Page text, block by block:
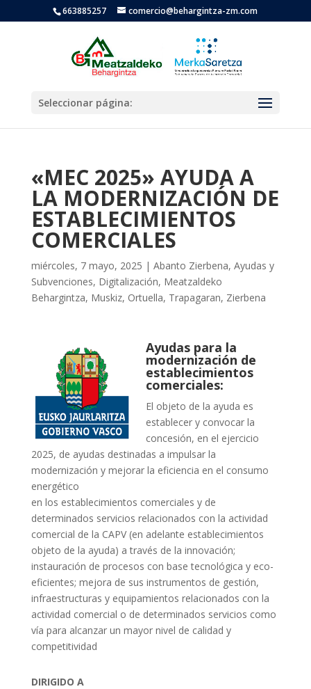
663885257 comercio@behargintza-zm.com
Seleccionar página:
«MEC 2025» AYUDA A
LA MODERNIZACIÓN DE
ESTABLECIMIENTOS
COMERCIALES
miércoles, 7 mayo, 2025 | Abanto Zierbena, Ayudas y
Subvenciones, Digitalización, Meatzaldeko
Behargintza, Muskiz, Ortuella, Trapagaran, Zierbena
Ayudas para la
modernización de
establecimientos
comerciales:
El objeto de la ayuda es
establecer y convocar la
concesión, en el ejercicio
2025, de ayudas destinadas a impulsar la
modernización y mejorar la eficiencia en el consumo
energético
en los establecimientos comerciales y de
determinados servicios relacionados con la actividad
comercial de la CAPV (en adelante establecimientos
objeto de la ayuda) a través de la innovación;
instauración de procesos con base tecnológica y eco-
eficientes; mejora de sus instrumentos de gestión,
infraestructuras y equipamientos relacionados con la
actividad comercial o de determinados servicios como
vía para alcanzar un mayor nivel de calidad y
competitividad
DIRIGIDO A